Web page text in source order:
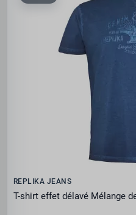
REPLIKA JEANS
T-shirt effet délavé Mélange